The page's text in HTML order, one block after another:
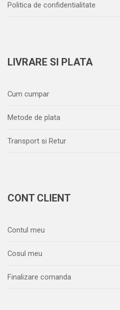
Politica de confidentialitate
LIVRARE SI PLATA
Cum cumpar
Metode de plata
Transport si Retur
CONT CLIENT
Contul meu
Cosul meu
Finalizare comanda